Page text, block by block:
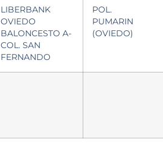
LIBERBANK
OVIEDO
BALONCESTO A-
COL. SAN
FERNANDO
POL.
PUMARIN
(OVIEDO)